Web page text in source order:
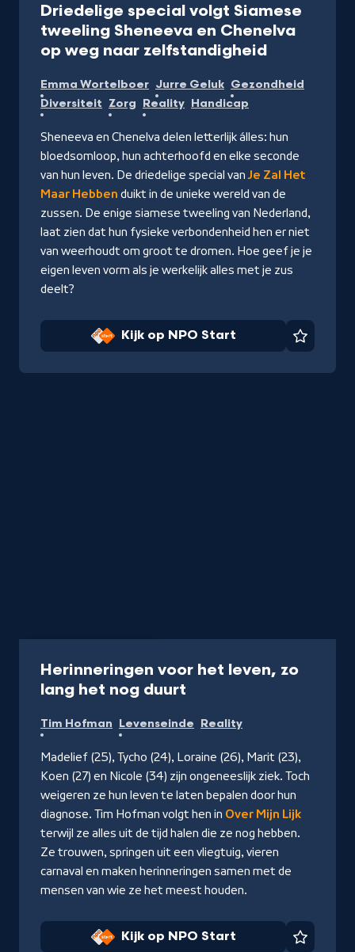
Driedelige special volgt Siamese
tweeling Sheneeva en Chenelva
op weg naar zelfstandigheid-
op
Start
Emma Wortelboer Jurre Geluk Gezondheid
Diversiteit Zorg Reality Handicap
Sheneeva en Chenelva delen letterlijk álles: hun
bloedsomloop, hun achterhoofd en elke seconde
van hun leven. De driedelige special van Je Zal Het
Maar Hebben duikt in de unieke wereld van de
zussen. De enige siamese tweeling van Nederland,
laat zien dat hun fysieke verbondenheid hen er niet
van weerhoudt om groot te dromen. Hoe geef je je
eigen leven vorm als je werkelijk alles met je zus
deelt?
Kijk op NPO Start
Herinneringen voor het leven, zo
lang het nog duurt
op
NPO
Start
Tim Hofman Levenseinde Reality
Madelief (25), Tycho (24), Loraine (26), Marit (23),
Koen (27) en Nicole (34) zijn ongeneeslijk ziek. Toch
weigeren ze hun leven te laten bepalen door hun
diagnose. Tim Hofman volgt hen in Over Mijn Lijk
terwijl ze alles uit de tijd halen die ze nog hebben.
Ze trouwen, springen uit een vliegtuig, vieren
carnaval en maken herinneringen samen met de
mensen van wie ze het meest houden.
Kijk op NPO Start